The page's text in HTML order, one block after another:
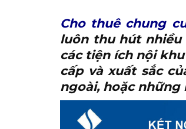
Cho thuê chung
luôn thu hút nhiều
các tiện ích nội
cấp và xuất sắc
ngoài, hoặc những